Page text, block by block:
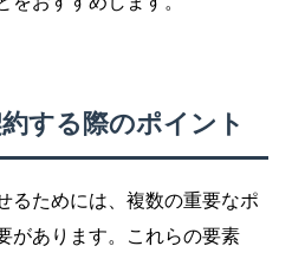
する際のポイント
るためには、複数の重要なポ
があります。これらの要素